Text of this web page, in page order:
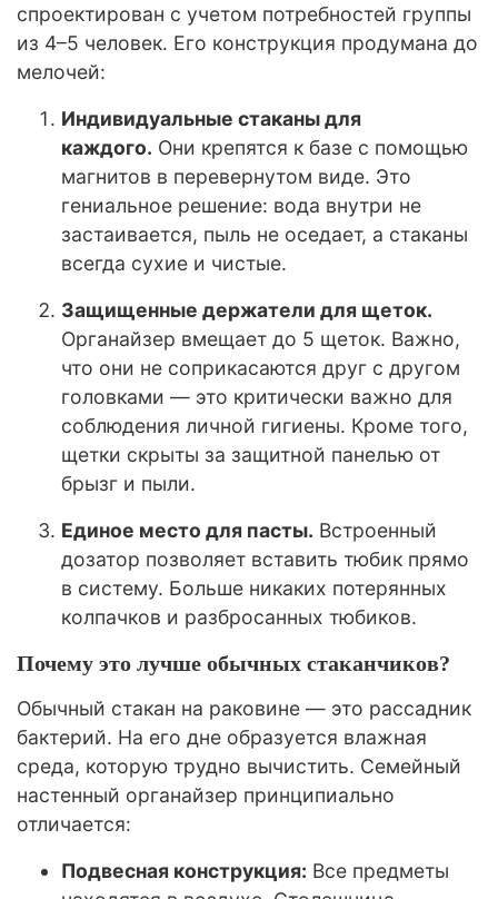
спроектирован с учетом потребностей группы
из 4–5 человек. Его конструкция продумана до
мелочей:
Индивидуальные стаканы для
каждого. Они крепятся к базе с помощью
магнитов в перевернутом виде. Это
гениальное решение: вода внутри не
застаивается, пыль не оседает, а стаканы
всегда сухие и чистые.
Защищенные держатели для щеток.
Органайзер вмещает до 5 щеток. Важно,
что они не соприкасаются друг с другом
головками — это критически важно для
соблюдения личной гигиены. Кроме того,
щетки скрыты за защитной панелью от
брызг и пыли.
Единое место для пасты. Встроенный
дозатор позволяет вставить тюбик прямо
в систему. Больше никаких потерянных
колпачков и разбросанных тюбиков.
Почему это лучше обычных стаканчиков?
Обычный стакан на раковине — это рассадник
бактерий. На его дне образуется влажная
среда, которую трудно вычистить. Семейный
настенный органайзер принципиально
отличается:
Подвесная конструкция: Все предметы